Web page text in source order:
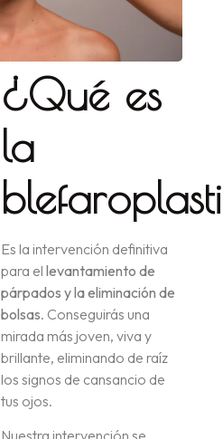
¿Qué es
la
Es la intervención definitiva
para el levantamiento de
párpados y la eliminación de
bolsas. Conseguirás una
mirada más joven, viva y
brillante, eliminando de raíz
los signos de cansancio de
tus ojos.
Nuestra intervención se